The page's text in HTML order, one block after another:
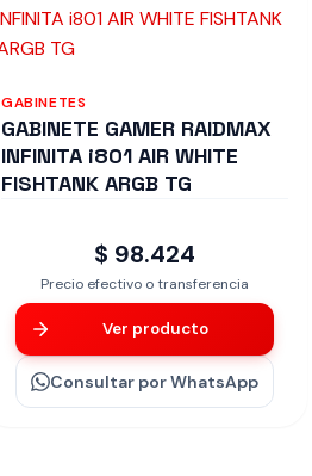
GABINETES
GABINETE GAMER RAIDMAX
INFINITA i801 AIR WHITE
FISHTANK ARGB TG
$ 98.424
Precio efectivo o transferencia
Ver producto
Consultar por WhatsApp